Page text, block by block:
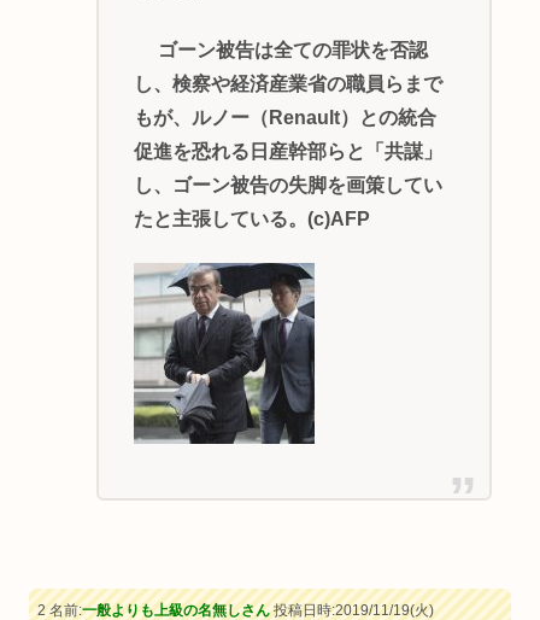
ゴーン被告は全ての罪状を否認
し、検察や経済産業省の職員らまで
もが、ルノー（Renault）との統合
促進を恐れる日産幹部らと「共謀」
し、ゴーン被告の失脚を画策してい
たと主張している。(c)AFP
2 名前:一般よりも上級の名無しさん投稿日時:2019/11/19(火)